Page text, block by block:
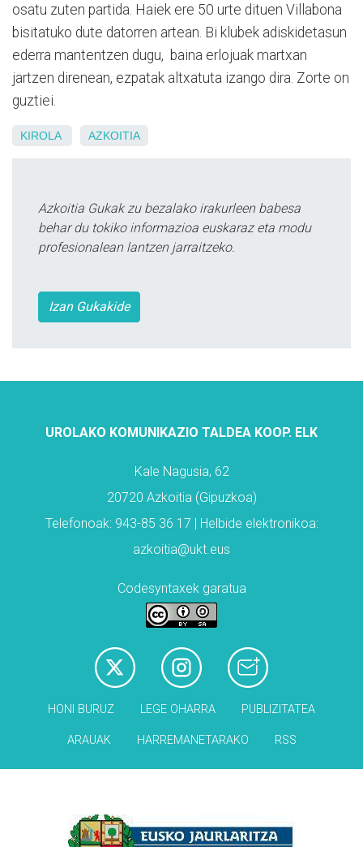
osatu zuten partida. Haiek ere 50 urte dituen Villabona
bisitatuko dute datorren artean. Bi klubek adiskidetasun
ederra mantentzen dugu, baina erlojuak martxan
jartzen direnean, ezpatak altxatuta izango dira. Zorte on
guztiei.
KIROLA AZKOITIA
Azkoitia Gukak zu bezalako irakurleen babesa
behar du tokiko informazioa euskaraz eta modu
profesionalean lantzen jarraitzeko.
Izan Gukakide
UROLAKO KOMUNIKAZIO TALDEA KOOP. ELK
Kale Nagusia, 62
20720 Azkoitia (Gipuzkoa)
Telefonoak: 943-85 36 17 | Helbide elektronikoa:
azkoitia@ukt.eus
Codesyntaxek garatua
HONI BURUZ LEGE OHARRA PUBLIZITATEA
ARAUAK HARREMANETARAKO RSS